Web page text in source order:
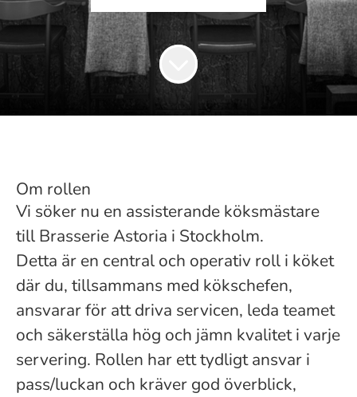
Om rollen
Vi söker nu en assisterande köksmästare
till Brasserie Astoria i Stockholm.
Detta är en central och operativ roll i köket
där du, tillsammans med kökschefen,
ansvarar för att driva servicen, leda teamet
och säkerställa hög och jämn kvalitet i varje
servering. Rollen har ett tydligt ansvar i
pass/luckan och kräver god överblick,